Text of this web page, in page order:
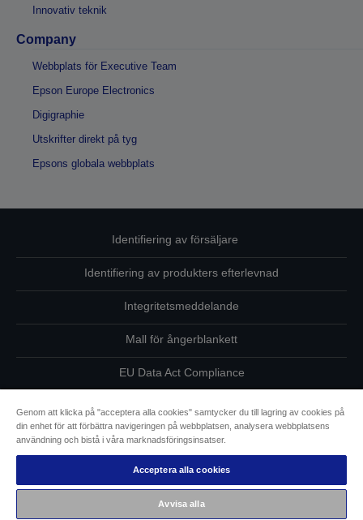
Innovativ teknik
Company
Webbplats för Executive Team
Epson Europe Electronics
Digigraphie
Utskrifter direkt på tyg
Epsons globala webbplats
Identifiering av försäljare
Identifiering av produkters efterlevnad
Integritetsmeddelande
Mall för ångerblankett
EU Data Act Compliance
Kontakta oss angående dina uppgifter
Information om cookies
Epsons åtagande avseende tillgänglighet
Genom att klicka på "acceptera alla cookies" samtycker du till lagring av cookies på
din enhet för att förbättra navigeringen på webbplatsen, analysera webbplatsens
användning och bistå i våra marknadsföringsinsatser.
Acceptera alla cookies
Avvisa alla